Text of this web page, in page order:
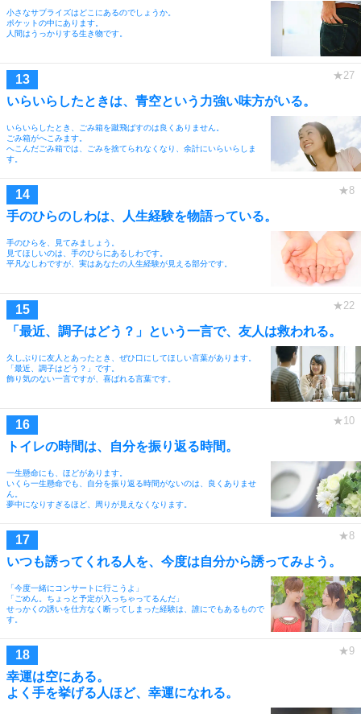
小さなサプライズはどこにあるのでしょうか。
ポケットの中にあります。
人間はうっかりする生き物です。
いらいらしたときは、青空という力強い味方がいる。
いらいらしたとき、ごみ箱を蹴飛ばすのは良くありません。
ごみ箱がへこみます。
へこんだごみ箱では、ごみを捨てられなくなり、余計にいらいらしま
す。
手のひらのしわは、人生経験を物語っている。
手のひらを、見てみましょう。
見てほしいのは、手のひらにあるしわです。
平凡なしわですが、実はあなたの人生経験が見える部分です。
「最近、調子はどう？」という一言で、友人は救われる。
久しぶりに友人とあったとき、ぜひ口にしてほしい言葉があります。
「最近、調子はどう？」です。
飾り気のない一言ですが、喜ばれる言葉です。
トイレの時間は、自分を振り返る時間。
一生懸命にも、ほどがあります。
いくら一生懸命でも、自分を振り返る時間がないのは、良くありませ
ん。
夢中になりすぎるほど、周りが見えなくなります。
いつも誘ってくれる人を、今度は自分から誘ってみよう。
「今度一緒にコンサートに行こうよ」
「ごめん。ちょっと予定が入っちゃってるんだ」
せっかくの誘いを仕方なく断ってしまった経験は、誰にでもあるもので
す。
幸運は空にある。
よく手を挙げる人ほど、幸運になれる。